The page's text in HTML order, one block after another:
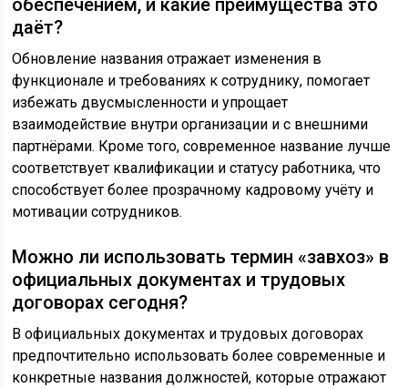
обеспечением, и какие преимущества это
даёт?
Обновление названия отражает изменения в
функционале и требованиях к сотруднику, помогает
избежать двусмысленности и упрощает
взаимодействие внутри организации и с внешними
партнёрами. Кроме того, современное название лучше
соответствует квалификации и статусу работника, что
способствует более прозрачному кадровому учёту и
мотивации сотрудников.
Можно ли использовать термин «завхоз» в
официальных документах и трудовых
договорах сегодня?
В официальных документах и трудовых договорах
предпочтительно использовать более современные и
конкретные названия должностей, которые отражают